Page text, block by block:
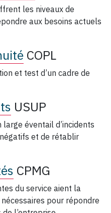
les niveaux de
aux besoins actuels
COPL
et test d’un cadre de
USUP
éventail d’incidents
et de rétablir
CPMG
du service aient la
pour répondre